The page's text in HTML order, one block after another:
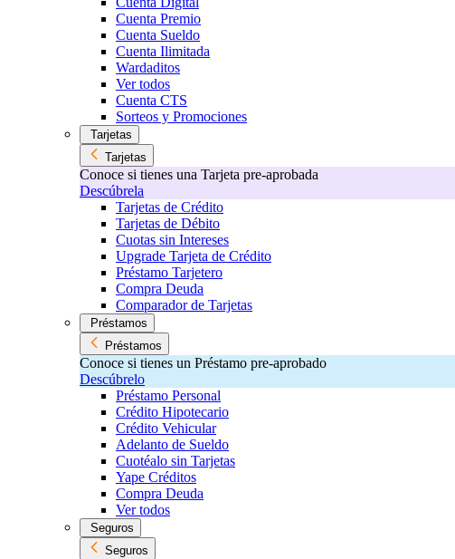
Cuenta Premio
Cuenta Sueldo
Cuenta Ilimitada
Wardaditos
Ver todos
Cuenta CTS
Sorteos y Promociones
Tarjetas
Tarjetas
Conoce si tienes una Tarjeta pre-aprobada
Descúbrela
Tarjetas de Crédito
Tarjetas de Débito
Cuotas sin Intereses
Upgrade Tarjeta de Crédito
Préstamo Tarjetero
Compra Deuda
Comparador de Tarjetas
Préstamos
Préstamos
Conoce si tienes un Préstamo pre-aprobado
Descúbrelo
Préstamo Personal
Crédito Hipotecario
Crédito Vehicular
Adelanto de Sueldo
Cuotéalo sin Tarjetas
Yape Créditos
Compra Deuda
Ver todos
Seguros
Seguros